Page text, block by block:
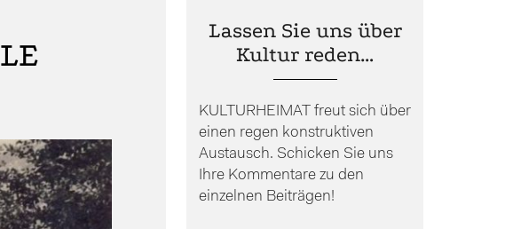
Lassen Sie uns über
Kultur reden…
KULTURHEIMAT freut sich über
einen regen konstruktiven
Austausch. Schicken Sie uns
Ihre Kommentare zu den
einzelnen Beiträgen!